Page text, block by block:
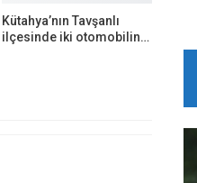
Kütahya’nın Tavşanlı
ilçesinde iki otomobilin…